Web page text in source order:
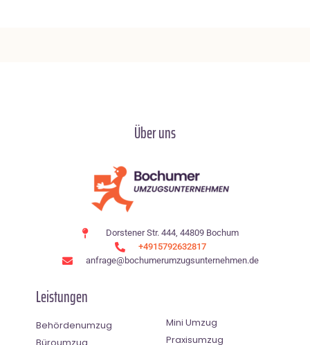
Über uns
Dorstener Str. 444, 44809 Bochum
+4915792632817
anfrage@bochumerumzugsunternehmen.de
Leistungen
Behördenumzug
Mini Umzug
Praxisumzug